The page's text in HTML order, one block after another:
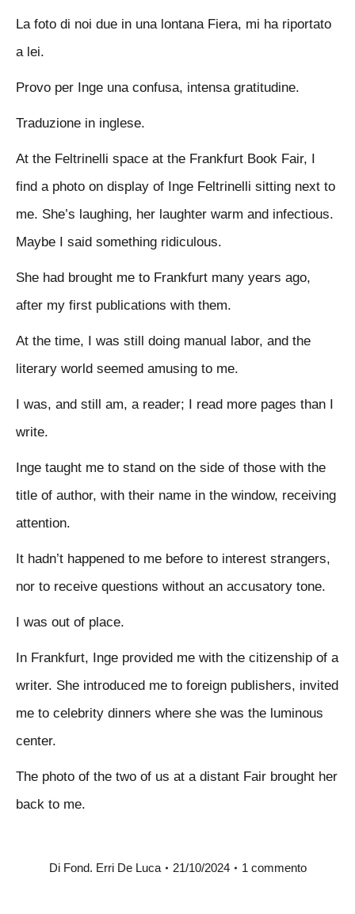
La foto di noi due in una lontana Fiera, mi ha riportato
a lei.
Provo per Inge una confusa, intensa gratitudine.
Traduzione in inglese.
At the Feltrinelli space at the Frankfurt Book Fair, I
find a photo on display of Inge Feltrinelli sitting next to
me. She’s laughing, her laughter warm and infectious.
Maybe I said something ridiculous.
She had brought me to Frankfurt many years ago,
after my first publications with them.
At the time, I was still doing manual labor, and the
literary world seemed amusing to me.
I was, and still am, a reader; I read more pages than I
write.
Inge taught me to stand on the side of those with the
title of author, with their name in the window, receiving
attention.
It hadn’t happened to me before to interest strangers,
nor to receive questions without an accusatory tone.
I was out of place.
In Frankfurt, Inge provided me with the citizenship of a
writer. She introduced me to foreign publishers, invited
me to celebrity dinners where she was the luminous
center.
The photo of the two of us at a distant Fair brought her
back to me.
Di Fond. Erri De Luca 21/10/2024 1 commento